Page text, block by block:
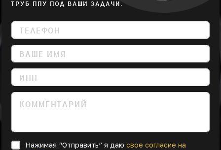
ТРУБ ППУ ПОД ВАШИ ЗАДАЧИ.
Нажимая “Отправить” я даю свое согласие на